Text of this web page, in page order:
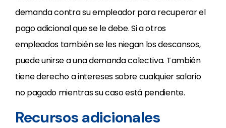
demanda contra su empleador para recuperar el
pago adicional que se le debe. Si a otros
empleados también se les niegan los descansos,
puede unirse a una demanda colectiva. También
tiene derecho a intereses sobre cualquier salario
no pagado mientras su caso está pendiente.
Recursos adicionales